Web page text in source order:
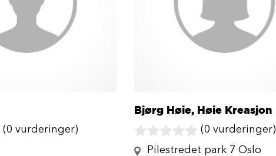
(0 vurderinger)
Bjørg Høie, Høie Kreasjon
(0 vurderinger)
Pilestredet park 7 Oslo